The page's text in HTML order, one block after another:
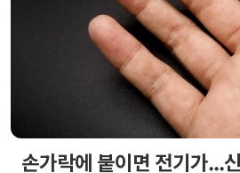
손가락에 붙이면 전기가...